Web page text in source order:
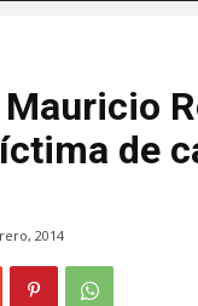
de
2014